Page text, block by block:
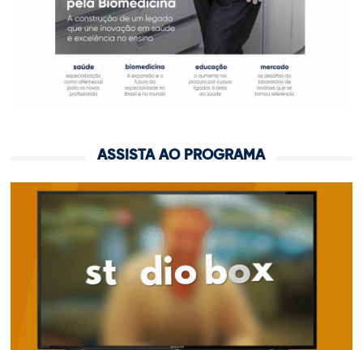
ASSISTA AO PROGRAMA